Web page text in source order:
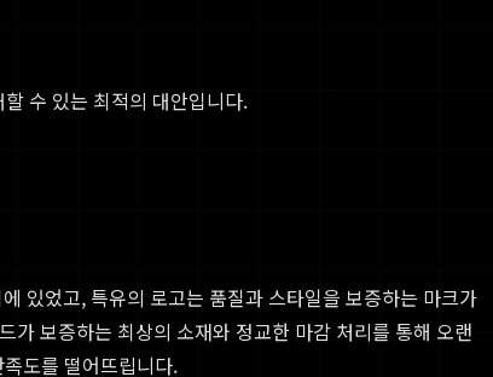
수 있는 최적의 대안입니다.
있었고, 특유의 로고는 품질과 스타일을 보증하는 마크가
가 보증하는 최상의 소재와 정교한 마감 처리를 통해 오랜
도를 떨어뜨립니다.